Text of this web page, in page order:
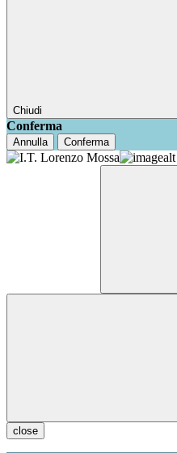
Chiudi
Conferma
Annulla Conferma
close